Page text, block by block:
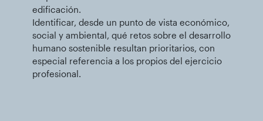
edificación.
Identificar, desde un punto de vista económico,
social y ambiental, qué retos sobre el desarrollo
humano sostenible resultan prioritarios, con
especial referencia a los propios del ejercicio
profesional.